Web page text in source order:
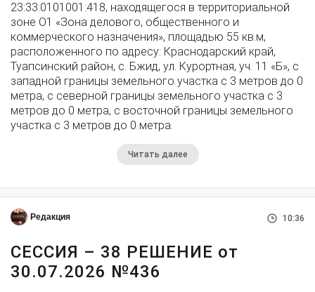
23:33:0101001:418, находящегося в территориальной
зоне О1 «Зона делового, общественного и
коммерческого назначения», площадью 55 кв.м,
расположенного по адресу: Краснодарский край,
Туапсинский район, с. Бжид, ул. Курортная, уч. 11 «Б», с
западной границы земельного участка с 3 метров до 0
метра, с северной границы земельного участка с 3
метров до 0 метра, с восточной границы земельного
участка с 3 метров до 0 метра.
Читать далее
Редакция 10:36
СЕССИЯ – 38 РЕШЕНИЕ от
30.07.2026 №436